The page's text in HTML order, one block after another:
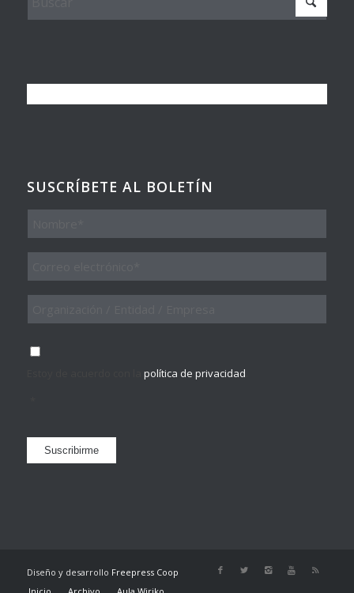
SUSCRÍBETE AL BOLETÍN
Nombre
Entidad
Empresa
Consentimiento
política de privacidad
Suscribirme
Diseño y desarrollo Freepress Coop